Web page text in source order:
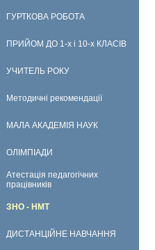
ГУРТКОВА РОБОТА
ПРИЙОМ ДО 1-х і 10-х КЛАСІВ
УЧИТЕЛЬ РОКУ
Методичні рекомендації
МАЛА АКАДЕМІЯ НАУК
ОЛІМПІАДИ
Атестація педагогічних
працівників
ЗНО - НМТ
ДИСТАНЦІЙНЕ НАВЧАННЯ